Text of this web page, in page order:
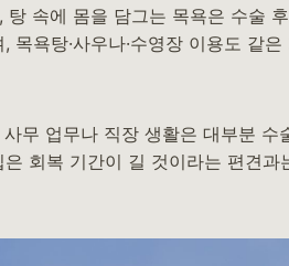
속에 몸을 담그는 목욕은 수술
욕탕·사우나·수영장 이용도 같
무 업무나 직장 생활은 대부분 수
회복 기간이 길 것이라는 편견과